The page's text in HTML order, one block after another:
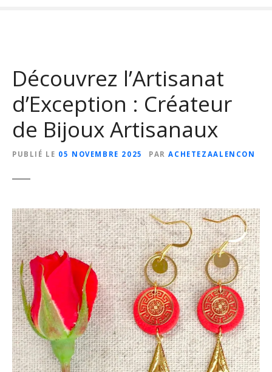
Découvrez l’Artisanat
d’Exception : Créateur
de Bijoux Artisanaux
PUBLIÉ LE 05 NOVEMBRE 2025 PAR ACHETEZAALENCON